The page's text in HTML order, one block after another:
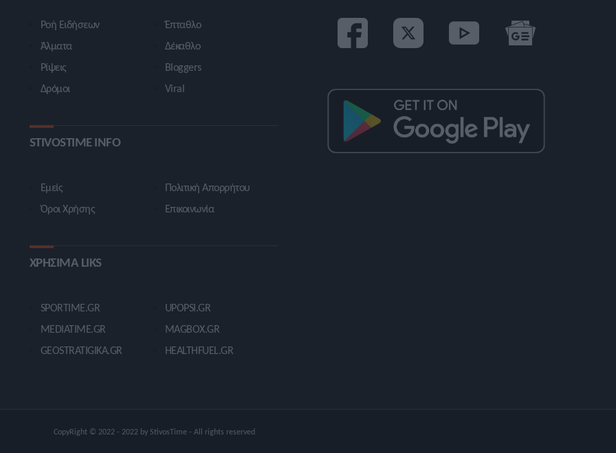
Ροή Ειδήσεων
Άλματα
Ρίψεις
Δρόμοι
Έπταθλο
Δέκαθλο
Bloggers
Viral
STIVOSTIME INFO
Εμείς
Όροι Χρήσης
Πολιτική Απορρήτου
Επικοινωνία
ΧΡΗΣΙΜΑ LIKS
SPORTIME.GR
MEDIATIME.GR
GEOSTRATIGIKA.GR
UPOPSI.GR
MAGBOX.GR
HEALTHFUEL.GR
CopyRight © 2022 - 2022 by StivosTime - All rights reserved